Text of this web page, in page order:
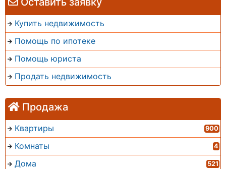
Купить недвижимость
Помощь по ипотеке
Помощь юриста
Продать недвижимость
Продажа
Квартиры 900
Комнаты 4
Дома 521